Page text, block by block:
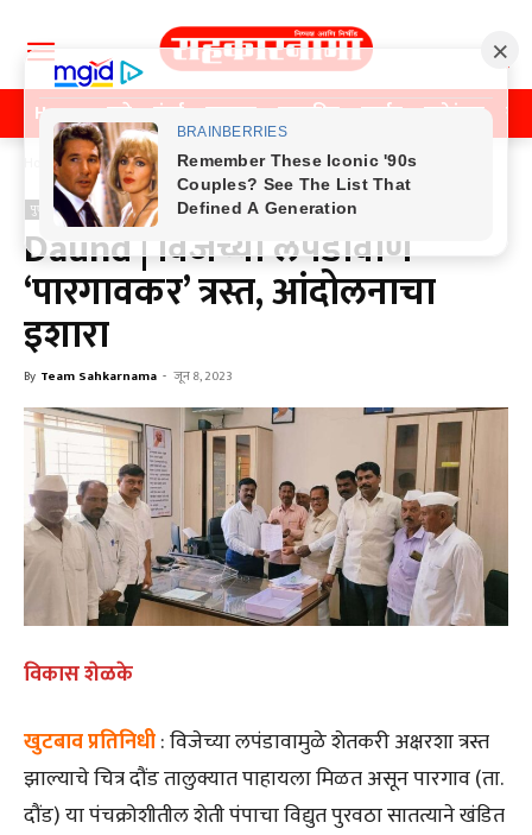
Home पुणे मुंबई महाराष्ट्र राजकीय क्राईम मनोरंजन
Home पुणे
पुणे
Daund | विजेच्या लपंडावाणे
‘पारगावकर’ त्रस्त, आंदोलनाचा
इशारा
By Team Sahkarnama - जून 8, 2023
विकास शेळके
खुटबाव प्रतिनिधी: विजेच्या लपंडावामुळे शेतकरी अक्षरशा त्रस्त
झाल्याचे चित्र दौंड तालुक्यात पाहायला मिळत असून पारगाव (ता.
दौंड) या पंचक्रोशीतील शेती पंपाचा विद्युत पुरवठा सातत्याने खंडित